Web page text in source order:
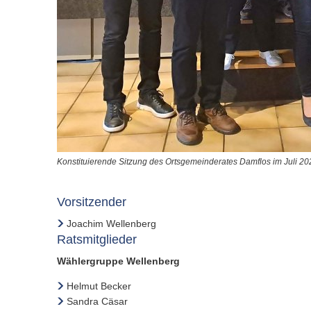
Konstituierende Sitzung des Ortsgemeinderates Damflos im Juli
Vorsitzender
Joachim Wellenberg
Ratsmitglieder
Wählergruppe Wellenberg
Helmut Becker
Sandra Cäsar